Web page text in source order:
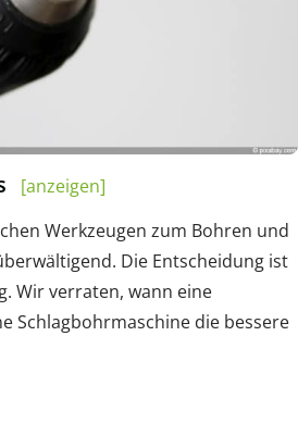
[anzeigen]
Werkzeugen zum Bohren und
Die Entscheidung ist
Wir verraten, wann eine
Schlagbohrmaschine die bessere